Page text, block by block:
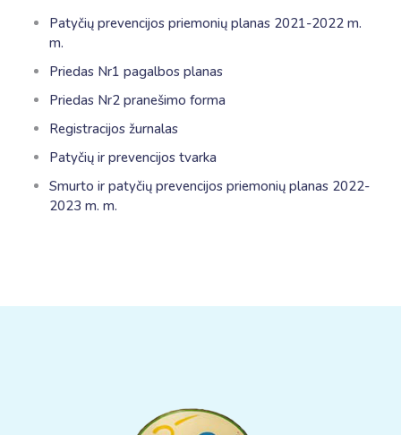
Patyčių prevencijos priemonių planas 2021-2022 m.
m.
Priedas Nr1 pagalbos planas
Priedas Nr2 pranešimo forma
Registracijos žurnalas
Patyčių ir prevencijos tvarka
Smurto ir patyčių prevencijos priemonių planas 2022-
2023 m. m.